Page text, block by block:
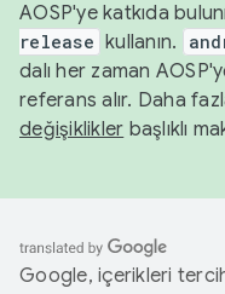
AOSP'ye katkıda
release kullanın.
dalı her zaman
referans alır. Daha
değişiklikler başlıklı
Google, içerikleri